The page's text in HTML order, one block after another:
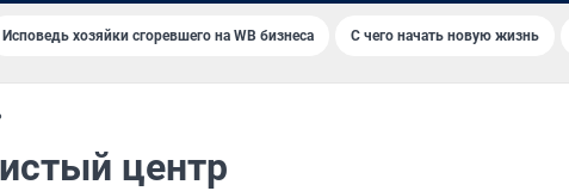
Исповедь хозяйки сгоревшего на WB бизнеса С чего начать новую жизнь
центр